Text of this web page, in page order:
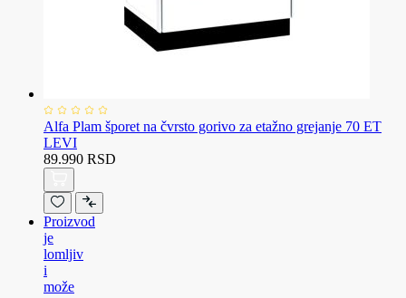
Alfa Plam šporet na čvrsto gorivo za etažno grejanje 70 ET
LEVI
89.990 RSD
Proizvod
je
lomljiv
i
može